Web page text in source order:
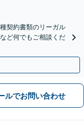
契約書類のリーガル
ど何でもご相談くだ
ルでお問い合わせ